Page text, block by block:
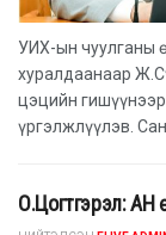
УИХ-ын чуулганы
хуралдаанаар
цэцийн
үргэлжлүүлэв.
О.Цогтгэрэл: АН